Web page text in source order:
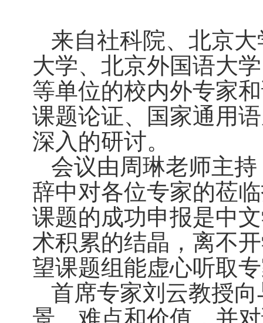
来自社科院、北京
大学、北京外国语大
等单位的校内外专家
课题论证、国家通用
深入的研讨。
会议由周琳老师主
辞中对各位专家的莅
课题的成功申报是中
术积累的结晶，离不
望课题组能虚心听取
首席专家刘云教授